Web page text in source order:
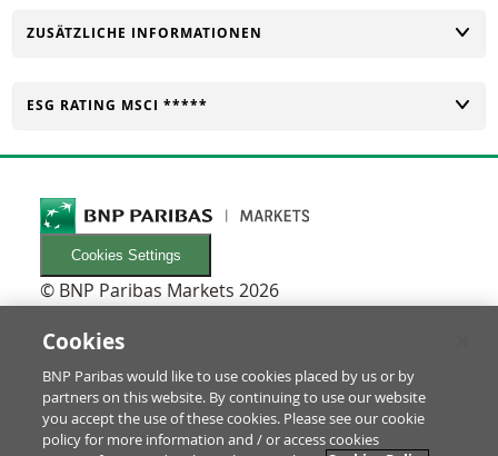
UMSCHALTEN
ZUSÄTZLICHE INFORMATIONEN
UMSCHALTEN
ESG RATING MSCI *****
Cookies Settings
© BNP Paribas Markets 2026
Newsletters
Glossar
RECHTLICHES
Nutzungsbedingungen/Rechtliche Hinweise
Cookies
BNP Paribas would like to use cookies placed by us or by
partners on this website. By continuing to use our website
you accept the use of these cookies. Please see our cookie
policy for more information and / or access cookies